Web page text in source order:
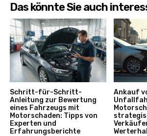
Das könnte Sie auch
Schritt-für-Schritt-
Anleitung zur Bewertung
eines Fahrzeugs mit
Motorschaden: Tipps von
Experten und
Erfahrungsberichte
Ankauf